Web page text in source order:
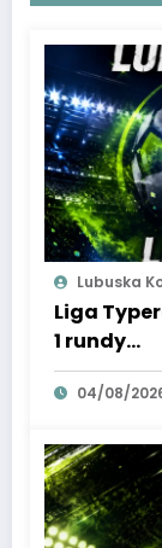
Lubuska
Liga
1 rundy…
04/08/